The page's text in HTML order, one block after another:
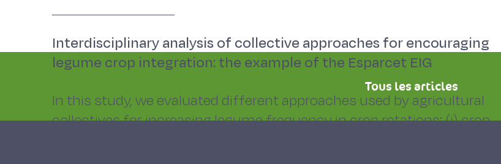
Interdisciplinary analysis of collective approaches for encouraging
legume crop integration: the example of the Esparcet EIG
In this study, we evaluated different approaches used by agricultural
collectives for increasing legume frequency in crop rotations: (i) crop
Tous les articles